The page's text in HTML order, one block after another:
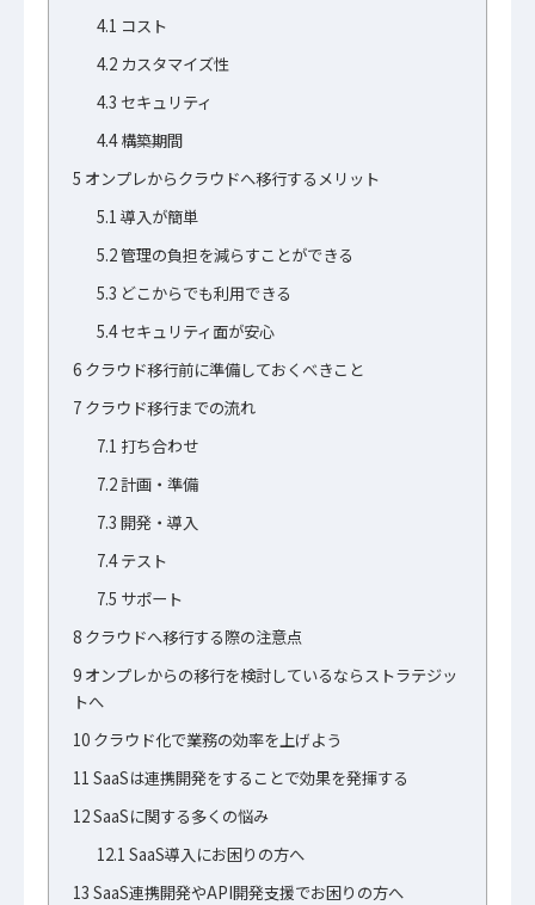
4.1 コスト
4.2カスタマイズ性
4.3 セキュリティ
4.4構築期間
5 オンプレからクラウドへ移行するメリット
5.1 導入が簡単
5.2管理の負担を減らすことができる
5.3 どこからでも利用できる
5.4セキュリティ面が安心
6 クラウド移行前に準備しておくべきこと
7 クラウド移行までの流れ
7.1 打ち合わせ
7.2計画・準備
7.3 開発・導入
7.4テスト
7.5 サポート
8 クラウドへ移行する際の注意点
9 オンプレからの移行を検討しているならストラテジッ
トへ
10 クラウド化で業務の効率を上げよう
11 SaaSは連携開発をすることで効果を発揮する
12SaaSに関する多くの悩み
12.1 SaaS導入にお困りの方へ
13 SaaS連携開発やAPI開発支援でお困りの方へ